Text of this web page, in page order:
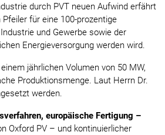
durch PVT neuen Aufwind erfährt
für eine 100-prozentige
und Gewerbe sowie der
Energieversorgung werden wird.
jährlichen Volumen von 50 MW,
Produktionsmenge. Laut Herrn Dr.
werden.
europäische Fertigung –
Oxford PV – und kontinuierlicher